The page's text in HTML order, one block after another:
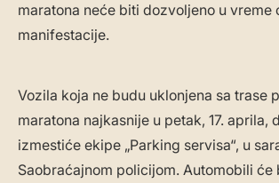
maratona neće biti dozvoljeno u vreme
manifestacije.
Vozila koja ne budu uklonjena sa trase
maratona najkasnije u petak, 17. aprila,
izmestiće ekipe „Parking servisa“, u
Saobraćajnom policijom. Automobili će